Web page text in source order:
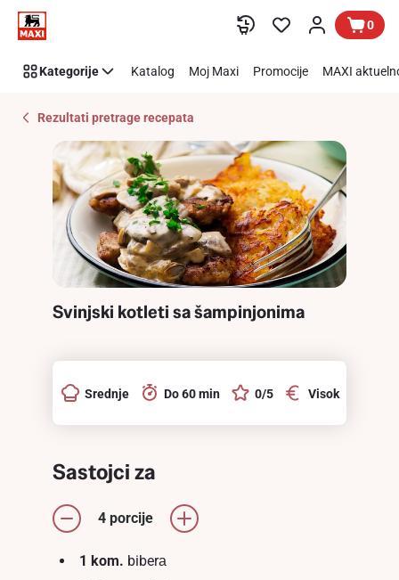
Preskoči link
Recipe
Details
0
Kategorije Katalog Moj Maxi Promocije MAXI
Rezultati pretrage recepata
Svinjski kotleti sa šampinjonima
Srednje Do 60 min 0/5 Visok
Sastojci za
4 porcije
1 kom. biberа